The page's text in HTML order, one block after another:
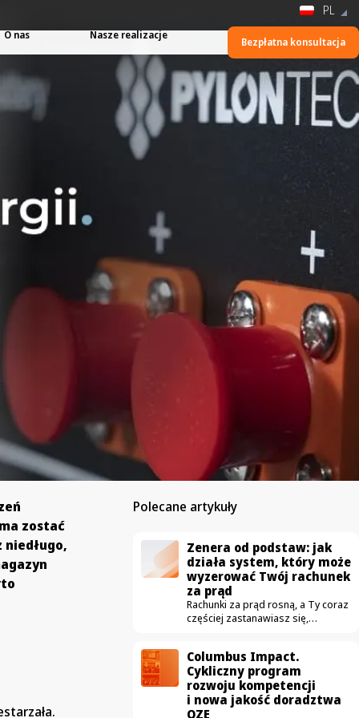
PL
O nas Nasze realizacje
Bezpłatna konsultacja
zostać
niedługo,
Polecane artykuły
Zenera od podstaw: jak
działa system, który może
wyzerować Twój rachunek
za prąd
Rachunki za prąd rosną, a Ty coraz
częściej zastanawiasz się,
ruszamy z nowym cyklem wideo
„Zenera od podstaw”,
w którym krok po kroku pokażemy,
jak działa rozwiązanie pozwalające
sprowadzić rachunek za prąd
Columbus Impact.
Cykliczny program
rozwoju kompetencji
i nowa jakość doradztwa
OZE